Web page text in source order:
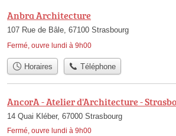
Anbra Architecture
107 Rue de Bâle, 67100 Strasbourg
Fermé, ouvre lundi à 9h00
Horaires Téléphone
AncorA - Atelier d'Architecture -
14 Quai Kléber, 67000 Strasbourg
Fermé, ouvre lundi à 9h00